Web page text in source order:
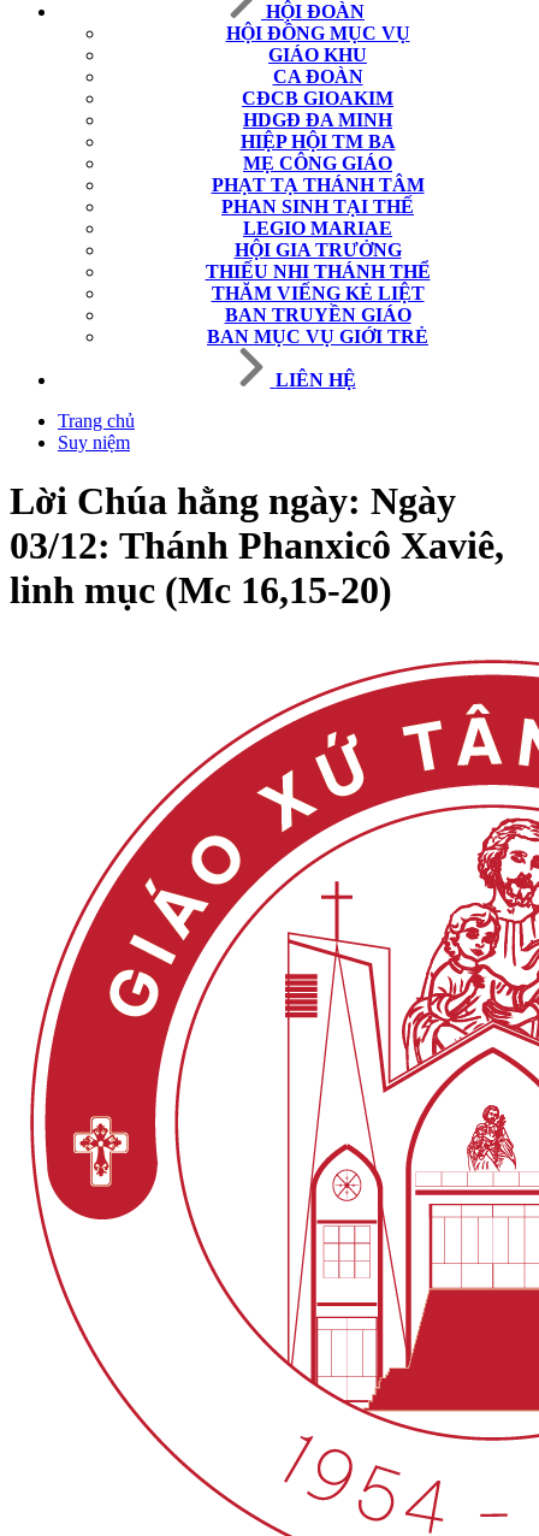
HỘI ĐOÀN
HỘI ĐỒNG MỤC VỤ
GIÁO KHU
CA ĐOÀN
CĐCB GIOAKIM
HDGĐ ĐA MINH
HIỆP HỘI TM BA
MẸ CÔNG GIÁO
PHẠT TẠ THÁNH TÂM
PHAN SINH TẠI THẾ
LEGIO MARIAE
HỘI GIA TRƯỞNG
THIẾU NHI THÁNH THỂ
THĂM VIẾNG KẺ LIỆT
BAN TRUYỀN GIÁO
BAN MỤC VỤ GIỚI TRẺ
LIÊN HỆ
Trang chủ
Suy niệm
Lời Chúa hằng ngày: Ngày
03/12: Thánh Phanxicô Xaviê,
linh mục (Mc 16,15-20)